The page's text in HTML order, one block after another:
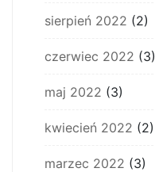
sierpień 2022 (2)
czerwiec 2022 (3)
maj 2022 (3)
kwiecień 2022 (2)
marzec 2022 (3)